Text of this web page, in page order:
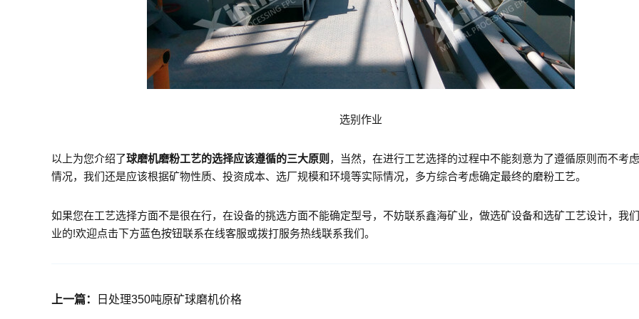
选别作业
以上为您介绍了球磨机磨粉工艺的选择应该遵循的三大原则 ，当然，在进行工艺选择的过程中不能刻意为了遵循原则而不考
情况，我们还是应该根据矿物性质、投资成本、选厂规模和环境等实际情况，多方综合考虑确定最终的磨粉工艺。
如果您在工艺选择方面不是很在行，在设备的挑选方面不能确定型号，不妨联系鑫海矿业，做选矿设备和选矿工艺设计，我
业的!欢迎点击下方蓝色按钮联系在线客服或拨打服务热线联系我们。
上一篇： 日处理350吨原矿球磨机价格